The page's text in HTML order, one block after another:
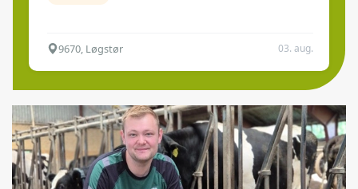
9670, Løgstør 03. aug.